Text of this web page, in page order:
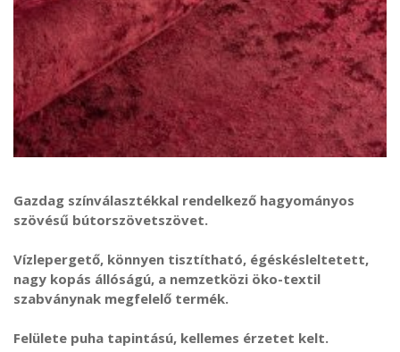
Gazdag színválasztékkal rendelkező hagyományos
szövésű bútorszövetszövet.
Vízlepergető, könnyen tisztítható, égéskésleltetett,
nagy kopás állóságú, a nemzetközi öko-textil
szabványnak megfelelő termék.
Felülete puha tapintású, kellemes érzetet kelt.